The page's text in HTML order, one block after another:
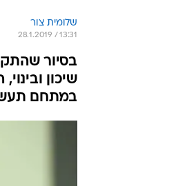
שלומית צור
28.1.2019 / 13:31
בסיור
שיכון
במתחם